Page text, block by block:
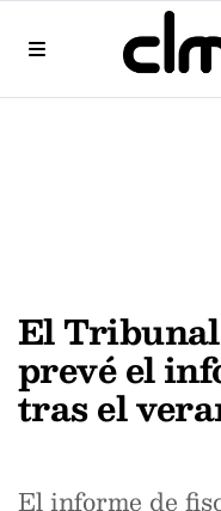
El
prevé el
tras el
El informe de